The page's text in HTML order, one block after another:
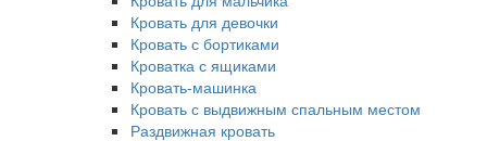
Кровать для девочки
Кровать с бортиками
Кроватка с ящиками
Кровать-машинка
Кровать с выдвижным спальным местом
Раздвижная кровать